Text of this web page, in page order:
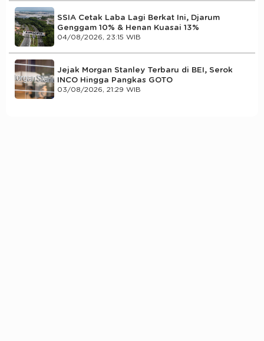
SSIA Cetak Laba Lagi Berkat Ini, Djarum
Genggam 10% & Henan Kuasai 13%
04/08/2026, 23:15 WIB
Jejak Morgan Stanley Terbaru di BEI, Serok
INCO Hingga Pangkas GOTO
03/08/2026, 21:29 WIB